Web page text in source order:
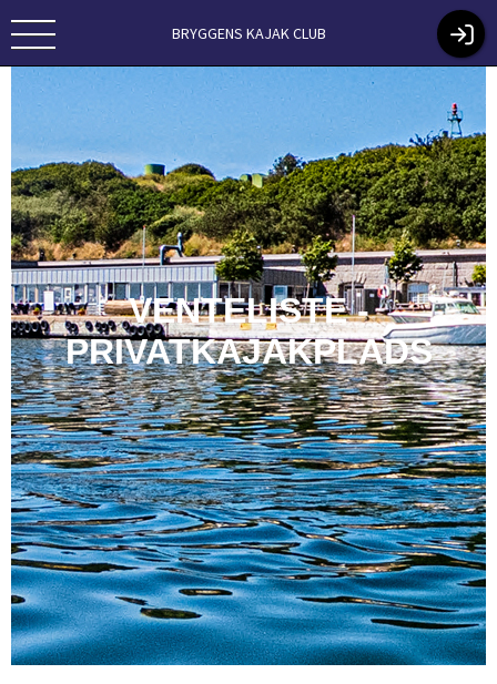
BRYGGENS KAJAK CLUB
VENTELISTE -
PRIVATKAJAKPLADS